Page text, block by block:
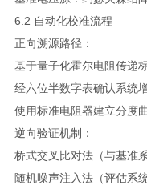
6.2 自动化校准流程
正向溯源路径：
基于量子化霍尔电阻传递
经六位半数字表确认系统
使用标准电阻器建立分度
逆向验证机制：
桥式交叉比对法（与基准
随机噪声注入法（评估系